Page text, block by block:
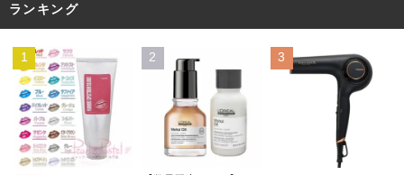
ランキング
1 2 3